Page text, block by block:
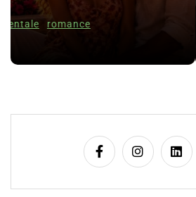
c
e
Clara Delcourt